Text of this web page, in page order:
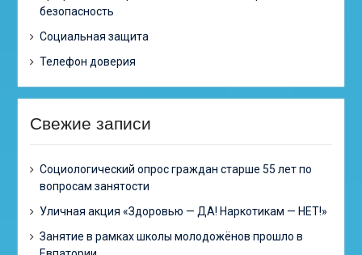
безопасность
Социальная защита
Телефон доверия
Свежие записи
Cоциологический опрос граждан старше 55 лет по
вопросам занятости
Уличная акция «Здоровью — ДА! Наркотикам — НЕТ!»
Занятие в рамках школы молодожёнов прошло в